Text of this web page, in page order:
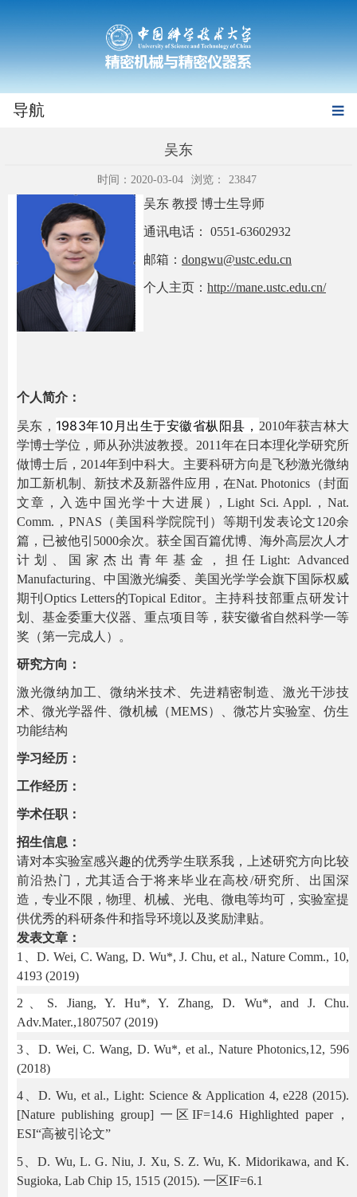
导航
吴东
时间：2020-03-04 浏览： 23847
吴东 教授 博士生导师
通讯电话： 0551-63602932
邮箱： dongwu@ustc.edu.cn
个人主页： http://mane.ustc.edu.cn/
个人简介：
吴东， 1983年10月出生于安徽省枞阳县， 2010年获吉林大
学博士学位，师从孙洪波教授。2011年在日本理化学研究所
做博士后，2014年到中科大。主要科研方向是飞秒激光微纳
加工新机制、新技术及新器件应用，在Nat. Photonics（封面
文章，入选中国光学十大进展）, Light Sci. Appl.，Nat.
Comm.，PNAS（美国科学院院刊）等期刊发表论文120余
篇，已被他引5000余次。获全国百篇优博、海外高层次人才
计划、国家杰出青年基金，担任Light: Advanced
Manufacturing、中国激光编委、美国光学学会旗下国际权威
期刊Optics Letters的Topical Editor。主持科技部重点研发计
划、基金委重大仪器、重点项目等，获安徽省自然科学一等
奖（第一完成人）。
研究方向：
激光微纳加工、微纳米技术、先进精密制造、激光干涉技
术、微光学器件、微机械（MEMS）、微芯片实验室、仿生
功能结构
学习经历：
工作经历：
学术任职：
招生信息：
请对本实验室感兴趣的优秀学生联系我，上述研究方向比较
前沿热门，尤其适合于将来毕业在高校/研究所、出国深
造，专业不限，物理、机械、光电、微电等均可，实验室提
供优秀的科研条件和指导环境以及奖励津贴。
发表文章：
1、D. Wei, C. Wang, D. Wu*, J. Chu, et al., Nature Comm., 10,
4193 (2019)
2、S. Jiang, Y. Hu*, Y. Zhang, D. Wu*, and J. Chu.
Adv.Mater.,1807507 (2019)
3、D. Wei, C. Wang, D. Wu*, et al., Nature Photonics,12, 596
(2018)
4、D. Wu, et al., Light: Science & Application 4, e228 (2015).
[Nature publishing group] 一区 IF=14.6 Highlighted paper，
ESI“高被引论文”
5、D. Wu, L. G. Niu, J. Xu, S. Z. Wu, K. Midorikawa, and K.
Sugioka, Lab Chip 15, 1515 (2015). 一区IF=6.1